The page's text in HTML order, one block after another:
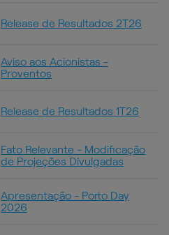
Release de Resultados 2T26
Aviso aos Acionistas -
Proventos
Release de Resultados 1T26
Fato Relevante - Modificação
de Projeções Divulgadas
Apresentação - Porto Day
2026